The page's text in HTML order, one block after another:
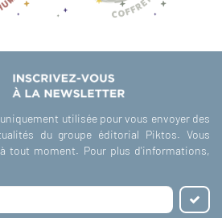
utilisée pour vous envoyer des
du groupe éditorial Piktos. Vous
tout moment. Pour plus d'informations,